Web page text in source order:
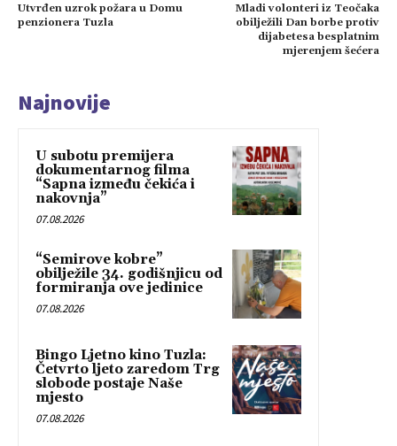
Utvrđen uzrok požara u Domu
penzionera Tuzla
Mladi volonteri iz Teočaka
obilježili Dan borbe protiv
dijabetesa besplatnim
mjerenjem šećera
Najnovije
U subotu premijera
dokumentarnog filma
“Sapna između čekića i
nakovnja”
07.08.2026
“Semirove kobre”
obilježile 34. godišnjicu od
formiranja ove jedinice
07.08.2026
Bingo Ljetno kino Tuzla:
Četvrto ljeto zaredom Trg
slobode postaje Naše
mjesto
07.08.2026